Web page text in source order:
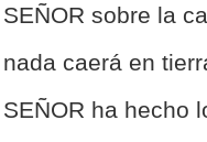
SEÑOR sobre la
nada caerá en
SEÑOR ha hecho